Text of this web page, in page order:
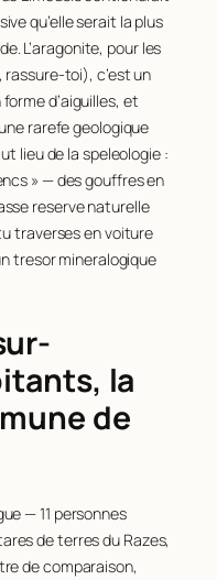
qu’elle serait la plus
L’aragonite, pour les
toi), c’est un
d’aiguilles, et
rarefe geologique
lieu de la speleologie :
» — des gouffres en
reserve naturelle
traverses en voiture
tresor mineralogique
la
de
— 11 personnes
de terres du Razes,
de comparaison,